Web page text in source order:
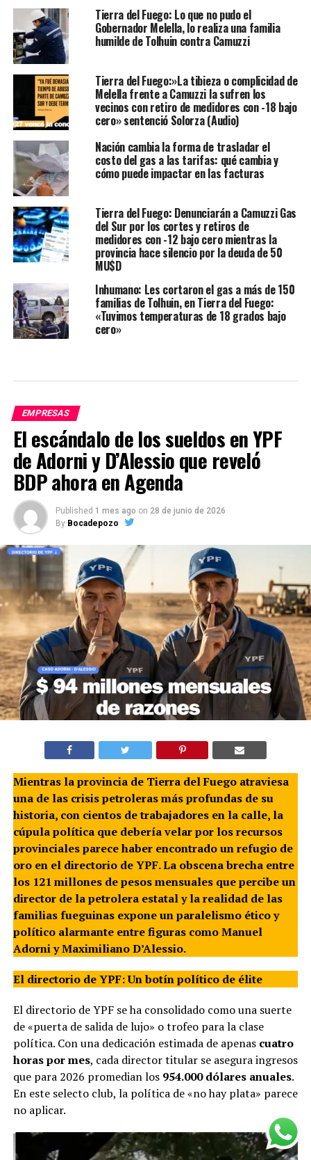
Tierra del Fuego: Lo que no pudo el
Gobernador Melella, lo realiza una familia
humilde de Tolhuin contra Camuzzi
Tierra del Fuego:»La tibieza o complicidad de
Melella frente a Camuzzi la sufren los
vecinos con retiro de medidores con -18 bajo
cero» sentenció Solorza (Audio)
Nación cambia la forma de trasladar el
costo del gas a las tarifas: qué cambia y
cómo puede impactar en las facturas
Tierra del Fuego: Denunciarán a Camuzzi Gas
del Sur por los cortes y retiros de
medidores con -12 bajo cero mientras la
provincia hace silencio por la deuda de 50
MU$D
Inhumano: Les cortaron el gas a más de 150
familias de Tolhuin, en Tierra del Fuego:
«Tuvimos temperaturas de 18 grados bajo
cero»
EMPRESAS
El escándalo de los sueldos en YPF
de Adorni y D’Alessio que reveló
BDP ahora en Agenda
Published 1 mes ago on 28 de junio de 2026
By Bocadepozo
Mientras la provincia de Tierra del Fuego atraviesa
una de las crisis petroleras más profundas de su
historia, con cientos de trabajadores en la calle, la
cúpula política que debería velar por los recursos
provinciales parece haber encontrado un refugio de
oro en el directorio de YPF. La obscena brecha entre
los 121 millones de pesos mensuales que percibe un
director de la petrolera estatal y la realidad de las
familias fueguinas expone un paralelismo ético y
político alarmante entre figuras como Manuel
Adorni y Maximiliano D’Alessio.
El directorio de YPF: Un botín político de élite
El directorio de YPF se ha consolidado como una suerte
de «puerta de salida de lujo» o trofeo para la clase
política. Con una dedicación estimada de apenas cuatro
horas por mes, cada director titular se asegura ingresos
que para 2026 promedian los 954.000 dólares anuales.
En este selecto club, la política de «no hay plata» parece
no aplicar.